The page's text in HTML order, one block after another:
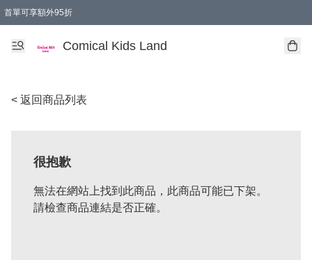
首單可享額外95折
Comical Kids Land
< 返回商品列表
很抱歉
無法在網站上找到此商品，此商品可能已下架。
請檢查商品連結是否正確。